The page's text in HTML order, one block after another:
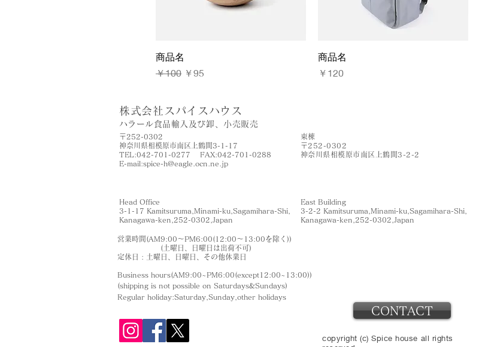
商品名
通常価格
￥100 セール価格
￥95
商品名
価格
￥120
株式会社スパイスハウス
​ハラール食品輸入及び卸、小売販売
〒252-0302
神奈川県相模原市南区上鶴間3-1-17
TEL:042-701-0277 FAX:042-701-0288
​E-mail:spice-h@eagle.ocn.ne.jp
​東棟
〒252-0302
神奈川県相模原市南区上鶴間3-2-2
Head Office
3-1-17 Kamitsuruma,Minami-ku,Sagamihara-Shi,
​Kanagawa-ken,252-0302,Japan
East Building
3-2-2 Kamitsuruma,Minami-ku,Sagamihara-Shi,
​Kanagawa-ken,252-0302,Japan
営業時間(AM9:00〜PM6:00(12:00〜13:00を除く))
(土曜日、日曜日は出荷不可)
定休日 : 土曜日、日曜日、その他休業日
Business hours(AM9:00~PM6:00(except12:00~13:00))
(shipping is not possible on Saturdays&Sundays)
Regular holiday:Saturday,Sunday,other holidays
CONTACT
copyright (c) Spice house all rights